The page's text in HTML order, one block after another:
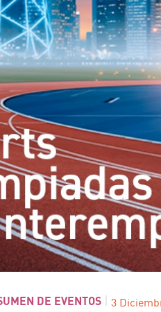
DE EVENTOS 3